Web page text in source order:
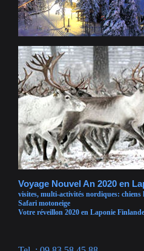
Voyage Nouvel An 2020 en
visites, multi-activités nordiques: chiens
Safari motoneige
Votre réveillon 2020 en Laponie